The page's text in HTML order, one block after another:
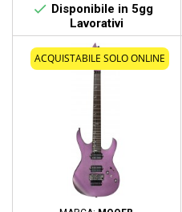
 Disponibile in 5gg
Lavorativi
ACQUISTABILE SOLO ONLINE